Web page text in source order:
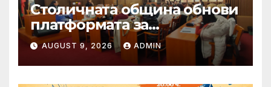
Столичната община обнови
платформата за
граждански сигнали Call
Sofia
AUGUST 9, 2026 ADMIN